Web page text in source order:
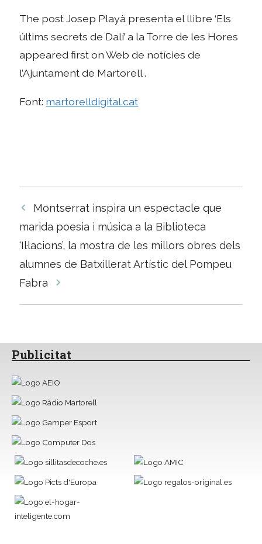
The post Josep Playà presenta el llibre ‘Els
últims secrets de Dalí’ a la Torre de les Hores
appeared first on Web de notícies de
l’Ajuntament de Martorell .
Font: martorelldigital.cat
Navegació
per
entrades
Montserrat inspira un espectacle que
marida poesia i música a la Biblioteca
‘Il·lacions’, la mostra de les millors obres dels
alumnes de Batxillerat Artístic del Pompeu
Fabra
Publicitat